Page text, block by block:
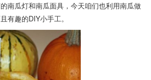
南瓜灯和南瓜面具，今天咱们也利用南瓜做
有趣的DIY小手工。